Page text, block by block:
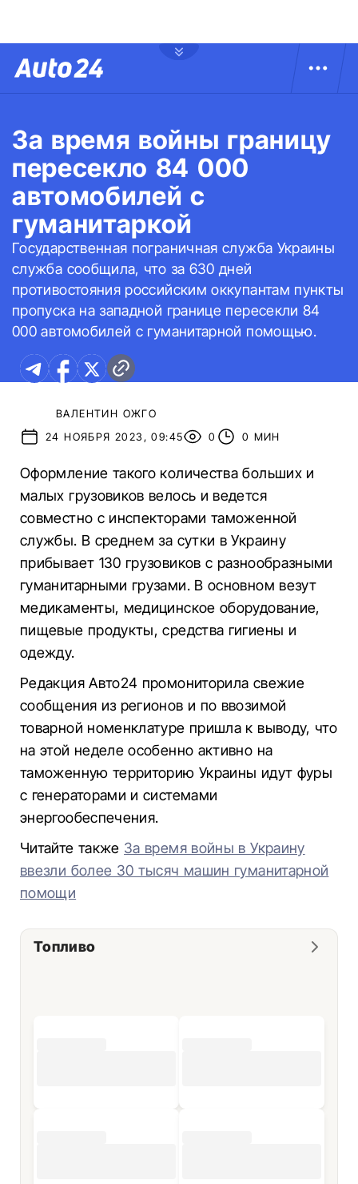
За время войны границу
пересекло 84 000
автомобилей с
гуманитаркой
Государственная пограничная служба Украины
служба сообщила, что за 630 дней
противостояния российским оккупантам пункты
пропуска на западной границе пересекли 84
000 автомобилей с гуманитарной помощью.
ВАЛЕНТИН ОЖГО
24 НОЯБРЯ 2023, 09:45
0 0 МИН
Оформление такого количества больших и
малых грузовиков велось и ведется
совместно с инспекторами таможенной
службы. В среднем за сутки в Украину
прибывает 130 грузовиков с разнообразными
гуманитарными грузами. В основном везут
медикаменты, медицинское оборудование,
пищевые продукты, средства гигиены и
одежду.
Редакция Авто24 промониторила свежие
сообщения из регионов и по ввозимой
товарной номенклатуре пришла к выводу, что
на этой неделе особенно активно на
таможенную территорию Украины идут фуры
с генераторами и системами
энергообеспечения.
Читайте также За время войны в Украину
ввезли более 30 тысяч машин гуманитарной
помощи
Топливо